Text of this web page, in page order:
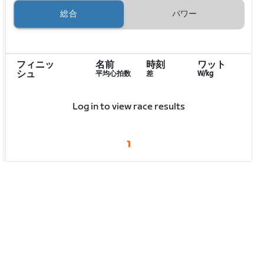
総合 パワー
フィニッ
シュ
名前
平均心拍数
時刻
差
ワット
W/kg
Log in to view race results
1